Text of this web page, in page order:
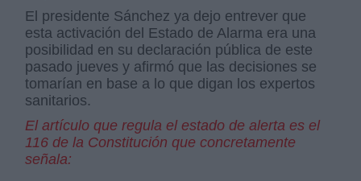
El presidente Sánchez ya dejo entrever que
esta activación del Estado de Alarma era una
posibilidad en su declaración pública de este
pasado jueves y afirmó que las decisiones se
tomarían en base a lo que digan los expertos
sanitarios.
El artículo que regula el estado de alerta es el
116 de la Constitución que concretamente
señala: